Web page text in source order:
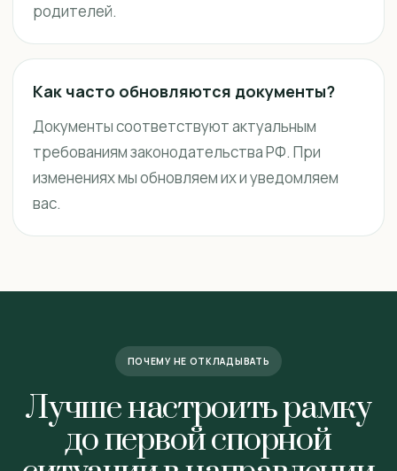
родителей.
Как часто обновляются документы?
Документы соответствуют актуальным
требованиям законодательства РФ. При
изменениях мы обновляем их и уведомляем
вас.
ПОЧЕМУ НЕ ОТКЛАДЫВАТЬ
Лучше настроить рамку
до первой спорной